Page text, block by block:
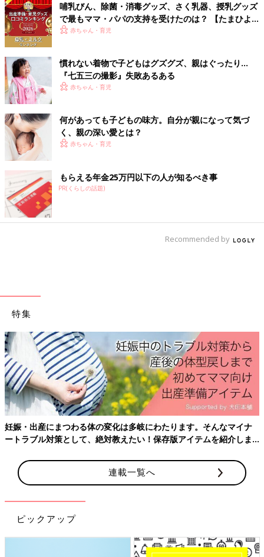
す」
2020年までにプラスチック製の使い捨てストローの廃止を決め
ているカフェやファミレスチェーンも。
子どもの学びが変わり、東京オリンピック・パラリンピックがあ
り、ファミレスからストローが消え、年末には嵐が活動休
止……。2020年はかなり忙しい1年になりそうですね。
■関連：【主婦調査】働き方改革で収入が「減った」と感じてい
る家庭は何割？
■文中のコメントは口コミサイト『ウィメンズパーク』の投稿を
再編集したものです。
哺乳びん、除菌・消毒グッズ、さく乳器、授乳グッズ
で最もママ・パパの支持を受けたのは？ 【たまひよ
赤ちゃんグッズ大賞2026】
赤ちゃん・育児
慣れない着物で子どもはグズグズ、親はぐったり…
『七五三の撮影』失敗あるある
赤ちゃん・育児
何があっても子どもの味方。自分が親になって気づ
く、親の深い愛とは？
赤ちゃん・育児
もらえる年金25万円以下の人が知るべき事
PR(くらしの話題)
Recommended by
特集
妊娠・出産にまつわる体の変化は多岐にわたります。そんなマイナ
ートラブル対策として、絶対教えたい！保存版アイテムを紹介しま
連載一覧へ
ピックアップ